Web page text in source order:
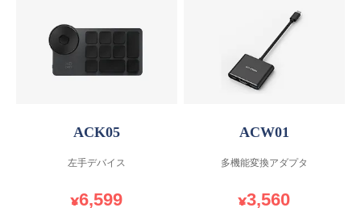
ACK05
左手デバイス
¥6,599
ACW01
多機能変換アダプタ
¥3,560